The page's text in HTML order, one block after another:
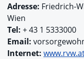
Adresse: Friedrich-
Wien
Tel: + 43 1 5333000
Email:
Internet: